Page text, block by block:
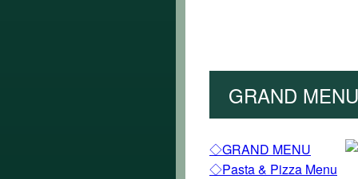
GRAND MENU
◇GRAND MENU
◇Pasta & Pizza Menu